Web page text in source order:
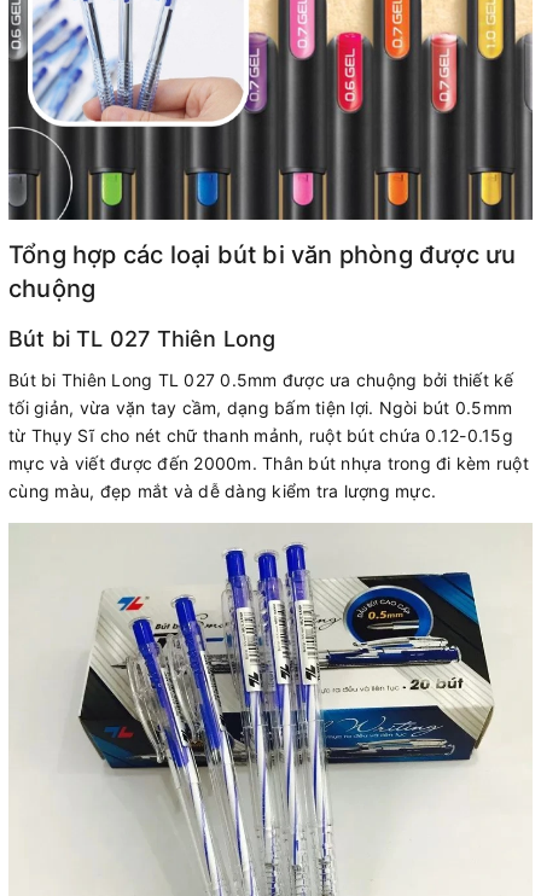
Tổng hợp các loại bút bi văn phòng được ưu
chuộng
Bút bi TL 027 Thiên Long
Bút bi Thiên Long TL 027 0.5mm được ưa chuộng bởi thiết kế
tối giản, vừa vặn tay cầm, dạng bấm tiện lợi. Ngòi bút 0.5mm
từ Thụy Sĩ cho nét chữ thanh mảnh, ruột bút chứa 0.12-0.15g
mực và viết được đến 2000m. Thân bút nhựa trong đi kèm ruột
cùng màu, đẹp mắt và dễ dàng kiểm tra lượng mực.